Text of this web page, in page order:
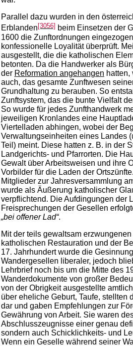
Parallel dazu wurden in den
Erblanden[3056] beim Einsetzen der
1600 die Zunftordnungen
konfessionelle Loyalität überprüft.
ausgestellt, die die katholischen
betonten. Da die Handwerker als
der Reformation angehangen hatten,
auch, das gesamte Zunftwesen
Grundhaltung zu berauben. So
Zunftsystem, das die bunte Vielfalt
So wurde für jedes Zunfthandwerk
jeweiligen Kronlandes eine
Viertelladen abhingen, wobei der
Verwaltungseinheiten eines Landes
Teil) meint. Diese hatten z. B. in der
Landgerichts- und Pfarrorten. Die
Gewalt über Arbeitsweisen und ihre
Vorbilder für die Laden der
Mitglieder zur Jahresversammlung
wurde als Äußerung katholischer
verpflichtend. Die Aufdingungen der
Freisprechungen der Gesellen
„bei offener Lad“.
Mit der teils gewaltsam
katholischen Restauration und der
17. Jahrhundert wurde die
Wandergesellen liberaler, jedoch
Lehrbrief noch bis um die Mitte des
Wanderdokumente von großer
von der Obrigkeit ausgestellte
über eheliche Geburt, Taufe, stellten
dar und gaben Empfehlungen zur
Gewährung von Arbeit. Sie waren
Abschlusszeugnisse einer genau
sondern auch Schicklichkeits- und
Wenn ein Geselle während seiner